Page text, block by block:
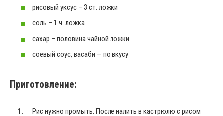
рисовый уксус – 3 ст. ложки
соль – 1 ч. ложка
сахар – половина чайной ложки
соевый соус, васаби — по вкусу
Приготовление:
Рис нужно промыть. После налить в кастрюлю с рисом